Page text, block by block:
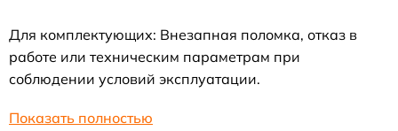
Для комплектующих: Внезапная поломка, отказ в
работе или техническим параметрам при
соблюдении условий эксплуатации.
Показать полностью